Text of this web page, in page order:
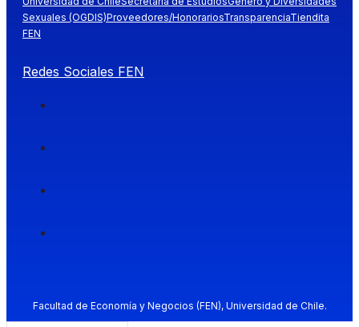
Sexuales (OGDIS)Proveedores/HonorariosTransparenciaTiendita
FEN
Redes Sociales FEN
Facultad de Economía y Negocios (FEN), Universidad de Chile.